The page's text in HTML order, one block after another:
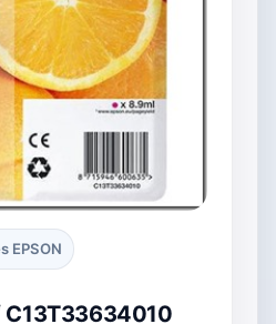
EPSON
C13T33634010